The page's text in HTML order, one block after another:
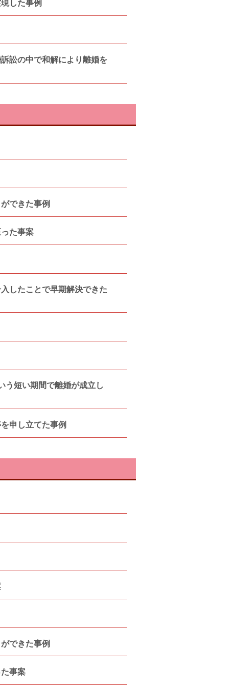
した事例
訟の中で和解により離婚を
できた事例
た事案
したことで早期解決できた
う短い期間で離婚が成立し
申し立てた事例
できた事例
事案